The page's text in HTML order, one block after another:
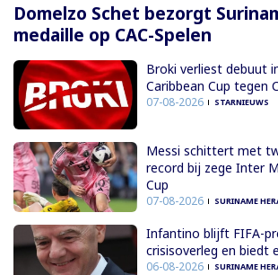
Domelzo Schet bezorgt
medaille op CAC-Spelen
Broki verliest debuut
Caribbean Cup tegen
07-08-2026 STARNIEUWS
Messi schittert met
record bij zege Inter
Cup
07-08-2026 SURINAME
Infantino blijft FIFA-
crisisoverleg en biedt
06-08-2026 SURINAME